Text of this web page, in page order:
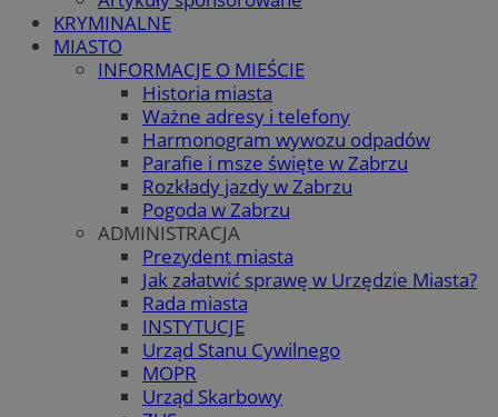
KRYMINALNE
MIASTO
INFORMACJE O MIEŚCIE
Historia miasta
Ważne adresy i telefony
Harmonogram wywozu odpadów
Parafie i msze święte w Zabrzu
Rozkłady jazdy w Zabrzu
Pogoda w Zabrzu
ADMINISTRACJA
Prezydent miasta
Jak załatwić sprawę w Urzędzie Miasta?
Rada miasta
INSTYTUCJE
Urząd Stanu Cywilnego
MOPR
Urząd Skarbowy